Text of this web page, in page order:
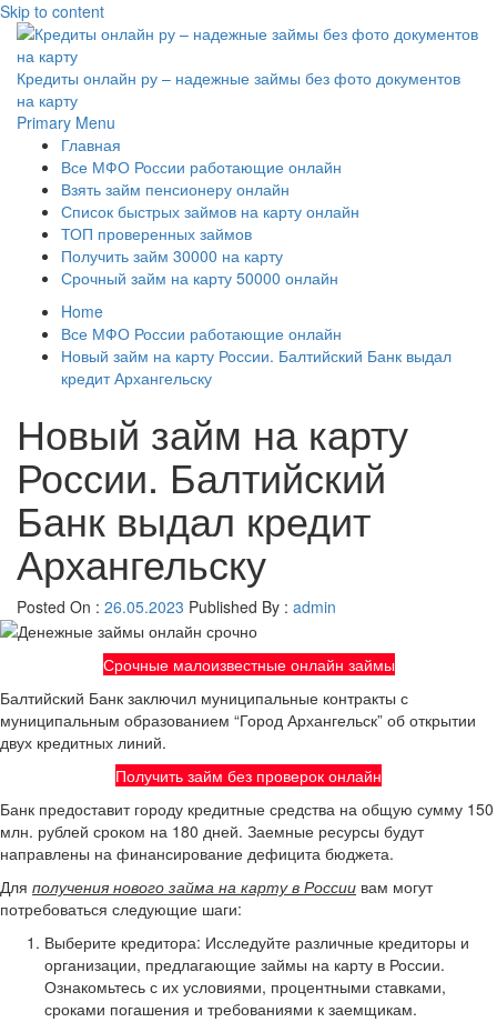
Skip to content
Кредиты онлайн ру – надежные займы без фото документов
на карту
Primary Menu
Главная
Все МФО России работающие онлайн
Взять займ пенсионеру онлайн
Список быстрых займов на карту онлайн
ТОП проверенных займов
Получить займ 30000 на карту
Срочный займ на карту 50000 онлайн
Home
Все МФО России работающие онлайн
Новый займ на карту России. Балтийский Банк выдал
кредит Архангельску
Новый займ на карту
России. Балтийский
Банк выдал кредит
Архангельску
Posted On : 26.05.2023 Published By : admin
Срочные малоизвестные онлайн займы
Балтийский Банк заключил муниципальные контракты с
муниципальным образованием “Город Архангельск” об открытии
двух кредитных линий.
Получить займ без проверок онлайн
Банк предоставит городу кредитные средства на общую сумму 150
млн. рублей сроком на 180 дней. Заемные ресурсы будут
направлены на финансирование дефицита бюджета.
Для получения нового займа на карту в России вам могут
потребоваться следующие шаги:
Выберите кредитора: Исследуйте различные кредиторы и
организации, предлагающие займы на карту в России.
Ознакомьтесь с их условиями, процентными ставками,
сроками погашения и требованиями к заемщикам.